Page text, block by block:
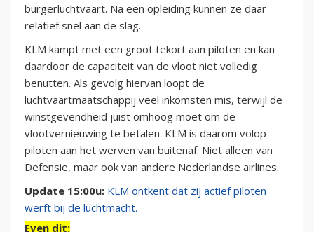
burgerluchtvaart. Na een opleiding kunnen ze daar
relatief snel aan de slag.
KLM kampt met een groot tekort aan piloten en kan
daardoor de capaciteit van de vloot niet volledig
benutten. Als gevolg hiervan loopt de
luchtvaartmaatschappij veel inkomsten mis, terwijl de
winstgevendheid juist omhoog moet om de
vlootvernieuwing te betalen. KLM is daarom volop
piloten aan het werven van buitenaf. Niet alleen van
Defensie, maar ook van andere Nederlandse airlines.
Update 15:00u: KLM ontkent dat zij actief piloten
werft bij de luchtmacht.
Even dit: